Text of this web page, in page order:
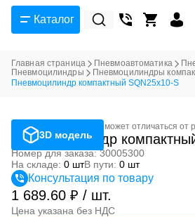
Каталог
Главная страница Пневмоавтоматика
Пневмоцилиндры
Пневмоцилиндры
Пневмоцилиндр компактный SQN25x10-S
3D модель
Фотография может отличаться от
Пневмоцилиндр
Номер для заказа: 30005300
На складе: 0 штВ пути: 0 шт
Консультация по товару
1 689.60 ₽ / шт.
Цена указана без НДС